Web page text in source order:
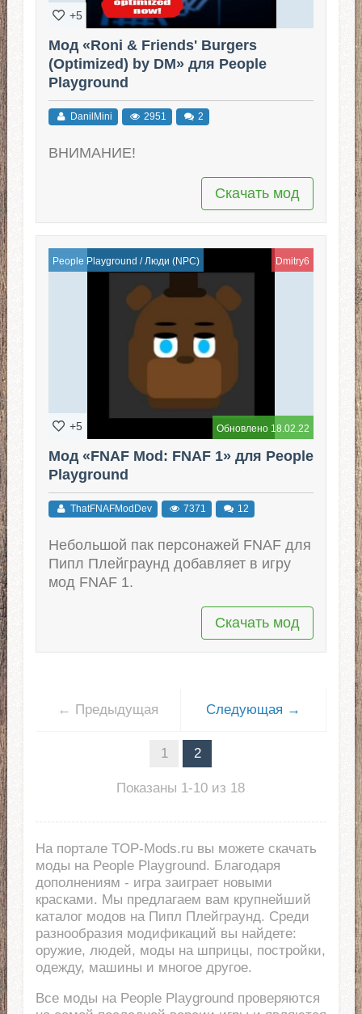
+5
Мод «Roni & Friends' Burgers
(Optimized) by DM» для People
Playground
DanilMini 2951 2
ВНИМАНИЕ!
Скачать мод
People Playground / Люди (NPC) Dmitry6
Обновлено 18.02.22
+5
Мод «FNAF Mod: FNAF 1» для People
Playground
ThatFNAFModDev 7371 12
Небольшой пак персонажей FNAF для
Пипл Плейграунд добавляет в игру
мод FNAF 1.
Скачать мод
← Предыдущая Следующая →
1 2
Показаны 1-10 из 18
На портале TOP-Mods.ru вы можете скачать
моды на People Playground. Благодаря
дополнениям - игра заиграет новыми
красками. Мы предлагаем вам крупнейший
каталог модов на Пипл Плейграунд. Среди
разнообразия модификаций вы найдете:
оружие, людей, моды на шприцы, постройки,
одежду, машины и многое другое.
Все моды на People Playground проверяются